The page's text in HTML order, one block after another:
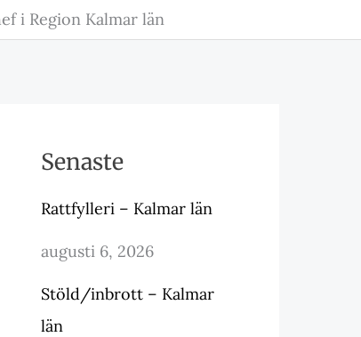
i Region Kalmar län
Senaste
Rattfylleri – Kalmar län
augusti 6, 2026
Stöld/inbrott – Kalmar
län